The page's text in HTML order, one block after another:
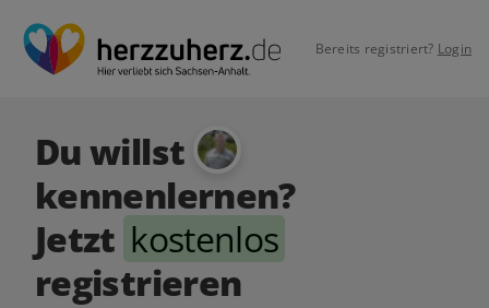
Bereits registriert? Login
Du willst
kennenlernen?
Jetzt kostenlos
registrieren